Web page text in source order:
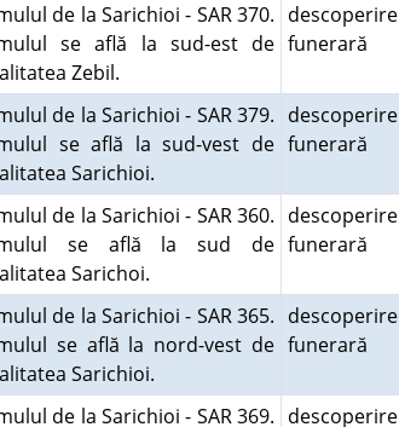
de la Sarichioi - SAR 370.
se află la sud-est de
Zebil.
descoperire
funerară
de la Sarichioi - SAR 379.
se află la sud-vest de
Sarichioi.
descoperire
funerară
de la Sarichioi - SAR 360.
se află la sud de
Sarichoi.
descoperire
funerară
de la Sarichioi - SAR 365.
se află la nord-vest de
Sarichioi.
descoperire
funerară
de la Sarichioi - SAR 369. descoperire